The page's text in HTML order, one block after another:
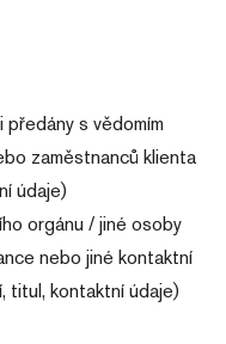
s vědomím
zaměstnanců klienta
údaje)
orgánu / jiné osoby
nebo jiné kontaktní
titul, kontaktní údaje)